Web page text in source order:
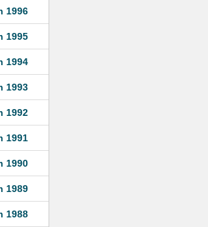
1996
1995
1994
1993
1992
1991
1990
1989
1988